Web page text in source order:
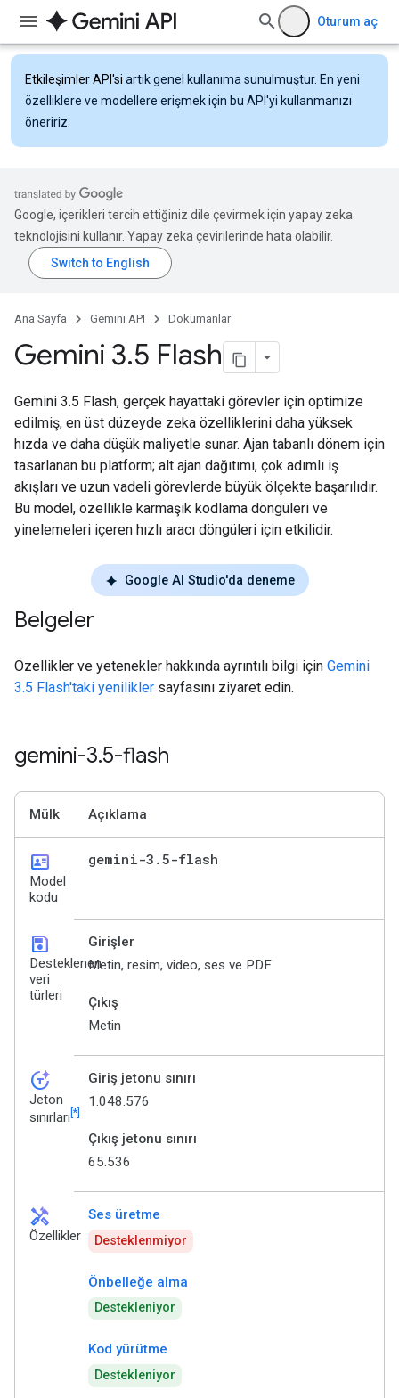
Oturum aç
Etkileşimler API'si artık genel kullanıma sunulmuştur. En yeni
özelliklere ve modellere erişmek için bu API'yi kullanmanızı
öneririz.
Google, içerikleri tercih ettiğiniz dile çevirmek için yapay zeka
teknolojisini kullanır. Yapay zeka çevirilerinde hata olabilir.
Ana Sayfa Gemini API Dokümanlar
Gemini 3.5 Flash
Gemini 3.5 Flash, gerçek hayattaki görevler için optimize
edilmiş, en üst düzeyde zeka özelliklerini daha yüksek
hızda ve daha düşük maliyetle sunar. Ajan tabanlı dönem için
tasarlanan bu platform; alt ajan dağıtımı, çok adımlı iş
akışları ve uzun vadeli görevlerde büyük ölçekte başarılıdır.
Bu model, özellikle karmaşık kodlama döngüleri ve
yinelemeleri içeren hızlı aracı döngüleri için etkilidir.
Google AI Studio'da deneme
Belgeler
Özellikler ve yetenekler hakkında ayrıntılı bilgi için Gemini
3.5 Flash'taki yenilikler sayfasını ziyaret edin.
gemini-3.5-flash
Mülk Açıklama
id_card
Model
kodu
gemini-3 .5-flash
save
Desteklenen
veri
türleri
Girişler
Metin, resim, video, ses ve PDF
Çıkış
Metin
token_auto
Jeton
sınırları [*]
Giriş jetonu sınırı
1.048.576
Çıkış jetonu sınırı
65.536
handyman
Özellikler
Ses üretme
Desteklenmiyor
Önbelleğe alma
Destekleniyor
Kod yürütme
Destekleniyor